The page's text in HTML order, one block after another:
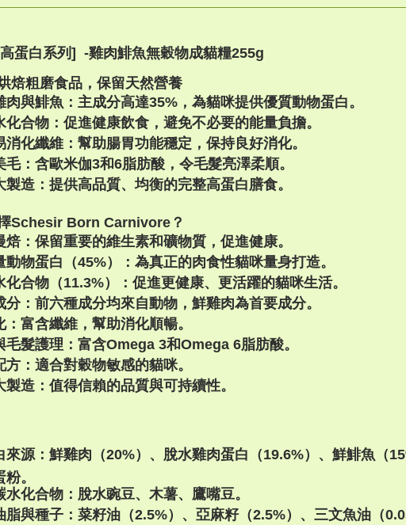
蛋白系列] -雞肉鯡魚無穀物成貓糧255g
焙粗磨食品，保留天然營養
肉與鯡魚：主成分高達35%，為貓咪提供優質動物蛋白。
化合物：促進健康飲食，避免不必要的能量負擔。
消化纖維：幫助腸胃功能穩定，保持良好消化。
毛：含歐米伽3和6脂肪酸，令毛髮亮澤柔順。
製造：提供高品質、均衡的完整高蛋白膳食。
Schesir Born Carnivore？
焙：保留重要的維生素和礦物質，促進健康。
動物蛋白（45%）：為真正的肉食性貓咪量身打造。
化合物（11.3%）：促進更健康、更活躍的貓咪生活。
分：前六種成分均來自動物，鮮雞肉為首要成分。
：富含纖維，幫助消化順暢。
毛髮護理：富含Omega 3和Omega 6脂肪酸。
方：適合對穀物敏感的貓咪。
製造：值得信賴的品質與可持續性。
來源：鮮雞肉（20%）、脫水雞肉蛋白（19.6%）、鮮鯡魚（
粉。
水化合物：脫水豌豆、木薯、鷹嘴豆。
脂與種子：菜籽油（2.5%）、亞麻籽（2.5%）、三文魚油（